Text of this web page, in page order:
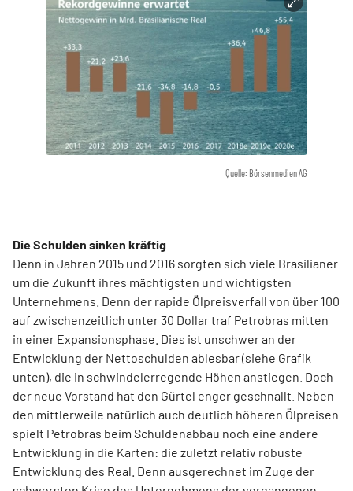
Quelle: Börsenmedien AG
Die Schulden sinken kräftig
Denn in Jahren 2015 und 2016 sorgten sich viele Brasilianer
um die Zukunft ihres mächtigsten und wichtigsten
Unternehmens. Denn der rapide Ölpreisverfall von über 100
auf zwischenzeitlich unter 30 Dollar traf Petrobras mitten
in einer Expansionsphase. Dies ist unschwer an der
Entwicklung der Nettoschulden ablesbar (siehe Grafik
unten), die in schwindelerregende Höhen anstiegen. Doch
der neue Vorstand hat den Gürtel enger geschnallt. Neben
den mittlerweile natürlich auch deutlich höheren Ölpreisen
spielt Petrobras beim Schuldenabbau noch eine andere
Entwicklung in die Karten: die zuletzt relativ robuste
Entwicklung des Real. Denn ausgerechnet im Zuge der